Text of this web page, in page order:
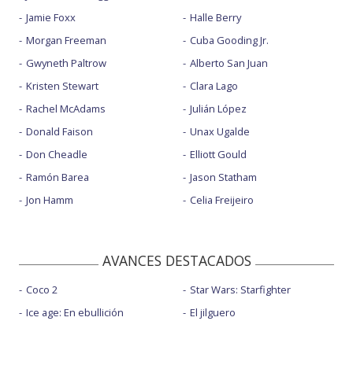
Jamie Foxx
Morgan Freeman
Gwyneth Paltrow
Kristen Stewart
Rachel McAdams
Donald Faison
Don Cheadle
Ramón Barea
Jon Hamm
Halle Berry
Cuba Gooding Jr.
Alberto San Juan
Clara Lago
Julián López
Unax Ugalde
Elliott Gould
Jason Statham
Celia Freijeiro
AVANCES DESTACADOS
Coco 2
Ice age: En ebullición
Star Wars: Starfighter
El jilguero